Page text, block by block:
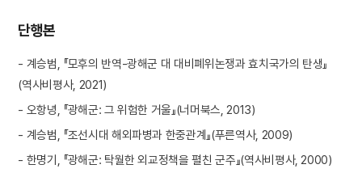
단행본
- 계승범, 『모후의 반역-광해군 대 대비폐위논쟁과 효치국가의 탄생』
(역사비평사, 2021)
- 오항녕, 『광해군: 그 위험한 거울』(너머북스, 2013)
- 계승범, 『조선시대 해외파병과 한중관계』(푸른역사, 2009)
- 한명기, 『광해군: 탁월한 외교정책을 펼친 군주』(역사비평사, 2000)